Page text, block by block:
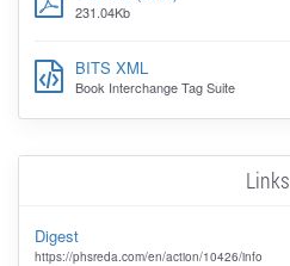
231.04Kb
BITS XML
Book Interchange Tag Suite
Links
Digest
https://phsreda.com/en/action/10426/info